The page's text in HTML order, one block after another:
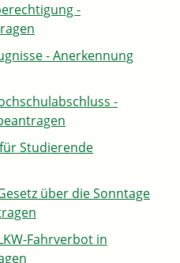
-
- Anerkennung
-
Studierende
über die Sonntage
Fahrverbot in